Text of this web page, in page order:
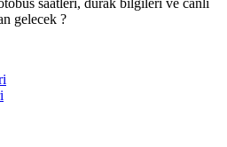
saatleri, durak bilgileri ve canlı
gelecek ?